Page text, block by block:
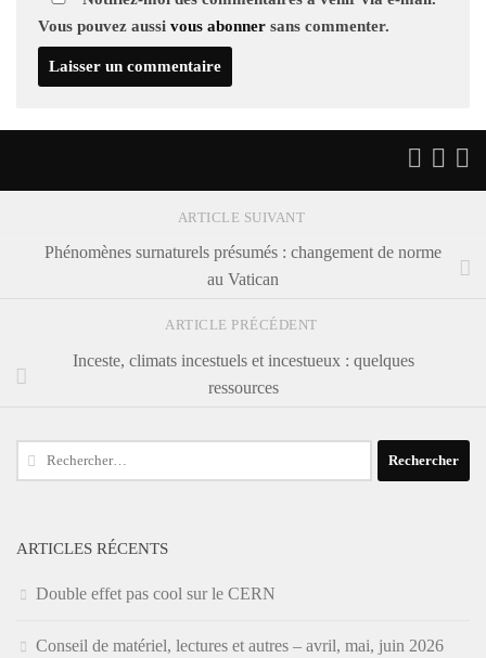
Vous pouvez aussi vous abonner sans commenter.
ARTICLE SUIVANT
Phénomènes surnaturels présumés : changement de norme
au Vatican
ARTICLE PRÉCÉDENT
Inceste, climats incestuels et incestueux : quelques
ressources
Rechercher :
ARTICLES RÉCENTS
Double effet pas cool sur le CERN
Conseil de matériel, lectures et autres – avril, mai, juin 2026